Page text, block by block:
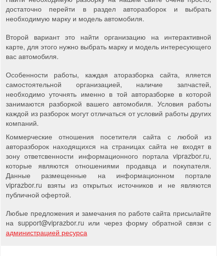
достаточно перейти в раздел авторазборок и выбрать
необходимую марку и модель автомобиля.
Второй вариант это найти организацию на интерактивной
карте, для этого нужно выбрать марку и модель интересующего
вас автомобиля.
Особенности работы, каждая аторазборка сайта, яляется
самостоятельной организацией, наличие запчастей,
необходимо уточнять именно в той авторазборке в которой
занимаются разборкой вашего автомобиля. Условия работы
каждой из разборок могут отличаться от условий работы других
компаний.
Коммерческие отношения посетителя сайта с любой из
авторазборок находящихся на страницах сайта не входят в
зону ответсвенности информационного портала viprazbor.ru,
которые являются отношениями продавца и покупателя.
Данные размещенные на информационном портале
viprazbor.ru взяты из открытых источников и не являются
публичной офертой.
Любые предложения и замечания по работе сайта присылайте
на support@viprazbor.ru или через форму обратной связи с
администрацией ресурса